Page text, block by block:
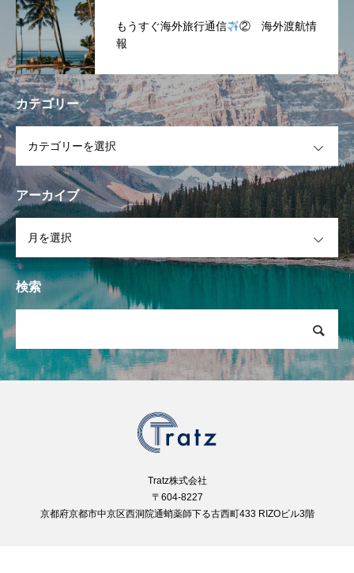
もうすぐ海外旅行通信
② 海外渡航情
報
カテゴリー
アーカイブ
検索
Tratz株式会社
〒604-8227
京都府京都市中京区西洞院通蛸薬師下る古西町433 RIZOビル3階